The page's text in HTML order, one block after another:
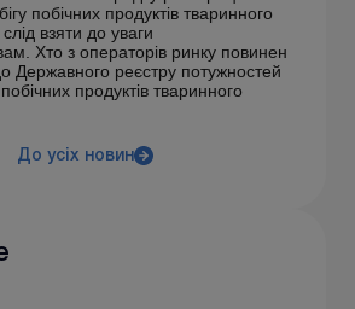
побічних продуктів тваринного
взяти до уваги
Хто з операторів ринку повинен
Державного реєстру потужностей
побічних продуктів тваринного
До усіх новин